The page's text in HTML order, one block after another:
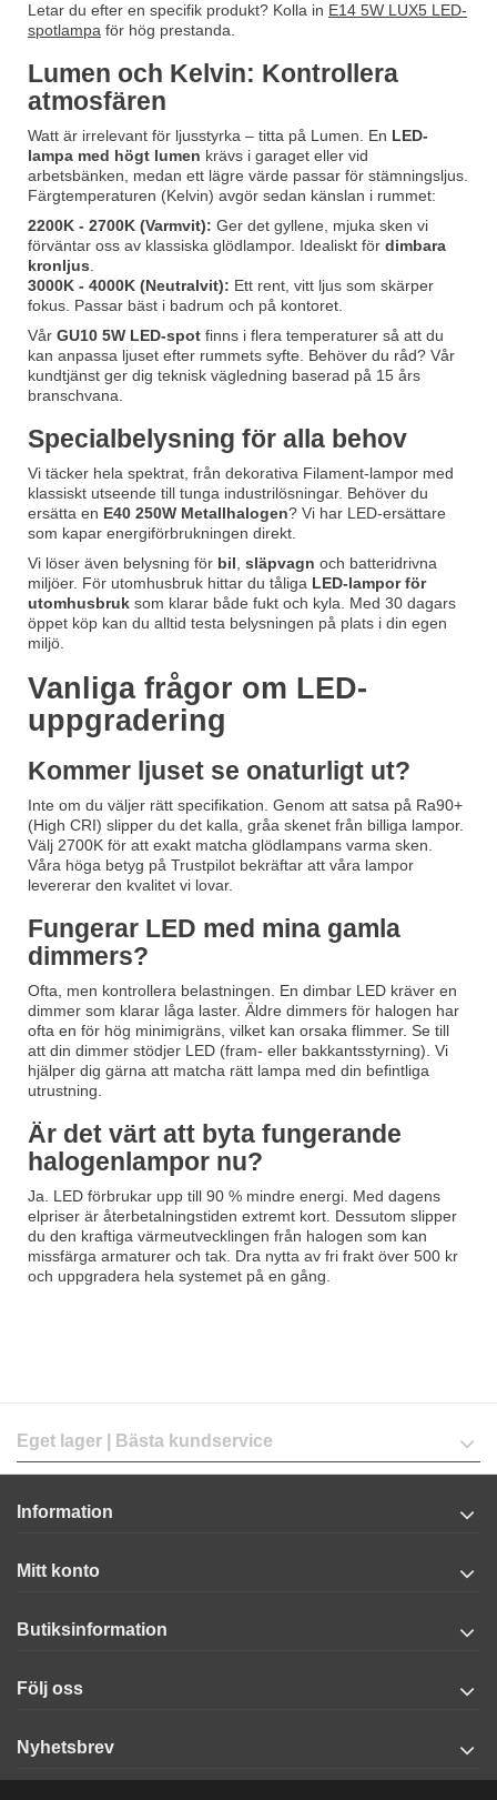
Letar du efter en specifik produkt? Kolla in E14 5W LUX5 LED-
spotlampa för hög prestanda.
Lumen och Kelvin: Kontrollera
atmosfären
Watt är irrelevant för ljusstyrka – titta på Lumen. En LED-
lampa med högt lumen krävs i garaget eller vid
arbetsbänken, medan ett lägre värde passar för stämningsljus.
Färgtemperaturen (Kelvin) avgör sedan känslan i rummet:
2200K - 2700K (Varmvit): Ger det gyllene, mjuka sken vi
förväntar oss av klassiska glödlampor. Idealiskt för dimbara
kronljus
3000K - 4000K (Neutralvit): Ett rent, vitt ljus som skärper
fokus. Passar bäst i badrum och på kontoret.
Vår GU10 5W LED-spot finns i flera temperaturer så att du
kan anpassa ljuset efter rummets syfte. Behöver du råd? Vår
kundtjänst ger dig teknisk vägledning baserad på 15 års
branschvana.
Specialbelysning för alla behov
Vi täcker hela spektrat, från dekorativa Filament-lampor med
klassiskt utseende till tunga industrilösningar. Behöver du
ersätta en E40 250W Metallhalogen? Vi har LED-ersättare
som kapar energiförbrukningen direkt.
Vi löser även belysning för bil släpvagn och batteridrivna
miljöer. För utomhusbruk hittar du tåliga LED-lampor för
utomhusbruk som klarar både fukt och kyla. Med 30 dagars
öppet köp kan du alltid testa belysningen på plats i din egen
miljö.
Vanliga frågor om LED-
uppgradering
Kommer ljuset se onaturligt ut?
Inte om du väljer rätt specifikation. Genom att satsa på Ra90+
(High CRI) slipper du det kalla, gråa skenet från billiga lampor.
Välj 2700K för att exakt matcha glödlampans varma sken.
Våra höga betyg på Trustpilot bekräftar att våra lampor
levererar den kvalitet vi lovar.
Fungerar LED med mina gamla
dimmers?
Ofta, men kontrollera belastningen. En dimbar LED kräver en
dimmer som klarar låga laster. Äldre dimmers för halogen har
ofta en för hög minimigräns, vilket kan orsaka flimmer. Se till
att din dimmer stödjer LED (fram- eller bakkantsstyrning). Vi
hjälper dig gärna att matcha rätt lampa med din befintliga
utrustning.
Är det värt att byta fungerande
halogenlampor nu?
Ja. LED förbrukar upp till 90 % mindre energi. Med dagens
elpriser är återbetalningstiden extremt kort. Dessutom slipper
du den kraftiga värmeutvecklingen från halogen som kan
missfärga armaturer och tak. Dra nytta av fri frakt över 500 kr
och uppgradera hela systemet på en gång.
Eget lager | Bästa kundservice
Information
Mitt konto
Butiksinformation
Följ oss
Nyhetsbrev